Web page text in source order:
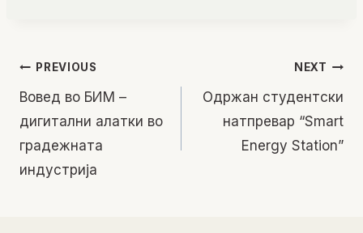
Навигација
на
напис
PREVIOUS
Вовед во БИМ –
дигитални алатки во
градежната
индустрија
NEXT
Oдржан студентски
натпревар “Smart
Energy Station”